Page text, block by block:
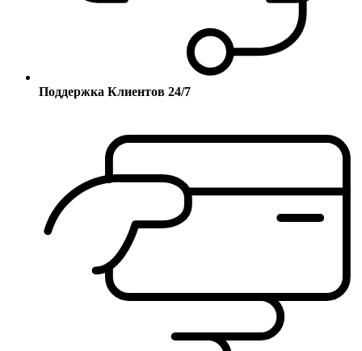
Поддержка Клиентов 24/7